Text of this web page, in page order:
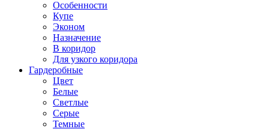
Особенности
Купе
Эконом
Назначение
В коридор
Для узкого коридора
Гардеробные
Цвет
Белые
Светлые
Серые
Темные